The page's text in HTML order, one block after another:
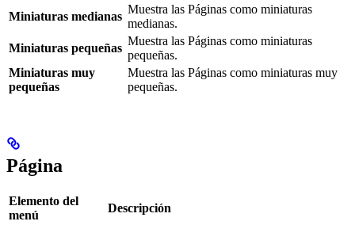
Miniaturas medianas
Muestra las Páginas como miniaturas
medianas.
Miniaturas pequeñas
Muestra las Páginas como miniaturas
pequeñas.
Miniaturas muy
pequeñas
Muestra las Páginas como miniaturas muy
pequeñas.
Página
Elemento del
menú
Descripción